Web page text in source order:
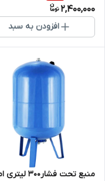
2,400,000
افزودن به سبد
منبع تحت فشار300 لیتری امرا